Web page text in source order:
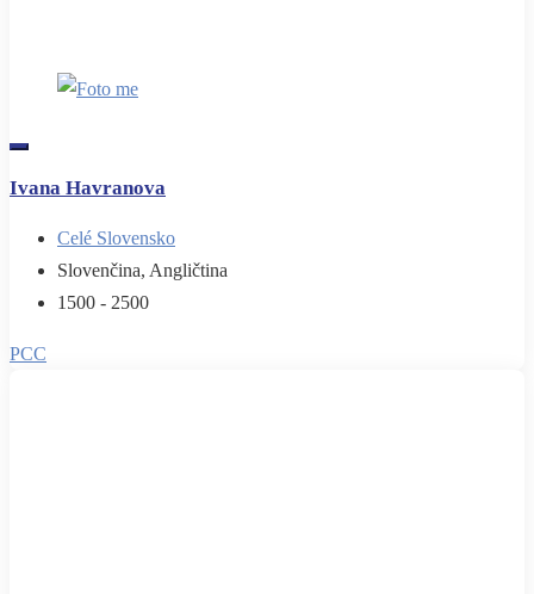
Ivana Havranova
Celé Slovensko
Slovenčina, Angličtina
1500 - 2500
PCC